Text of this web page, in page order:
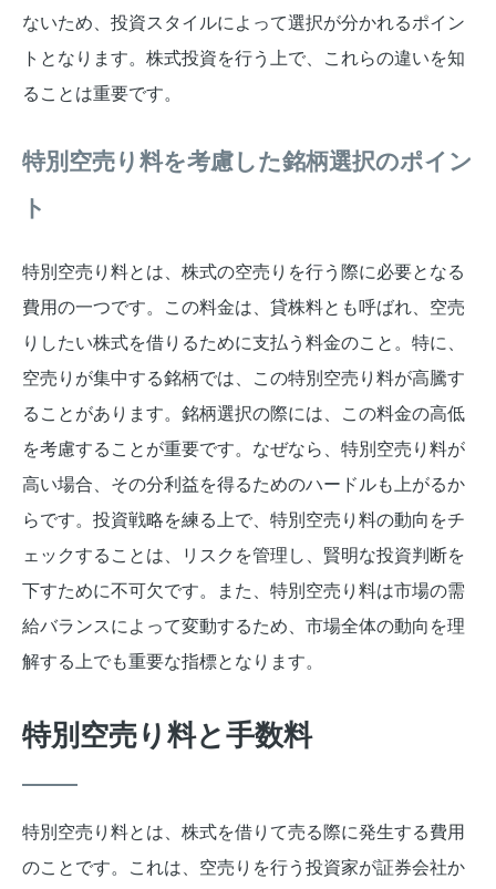
ないため、投資スタイルによって選択が分かれるポイン
トとなります。株式投資を行う上で、これらの違いを知
ることは重要です。
特別空売り料を考慮した銘柄選択のポイン
ト
特別空売り料とは、株式の空売りを行う際に必要となる
費用の一つです。この料金は、貸株料とも呼ばれ、空売
りしたい株式を借りるために支払う料金のこと。特に、
空売りが集中する銘柄では、この特別空売り料が高騰す
ることがあります。銘柄選択の際には、この料金の高低
を考慮することが重要です。なぜなら、特別空売り料が
高い場合、その分利益を得るためのハードルも上がるか
らです。投資戦略を練る上で、特別空売り料の動向をチ
ェックすることは、リスクを管理し、賢明な投資判断を
下すために不可欠です。また、特別空売り料は市場の需
給バランスによって変動するため、市場全体の動向を理
解する上でも重要な指標となります。
特別空売り料と手数料
特別空売り料とは、株式を借りて売る際に発生する費用
のことです。これは、空売りを行う投資家が証券会社か